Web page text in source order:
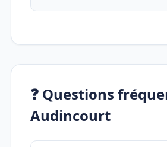
❓ Questions
Audincourt